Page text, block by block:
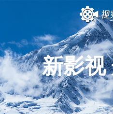
新影视